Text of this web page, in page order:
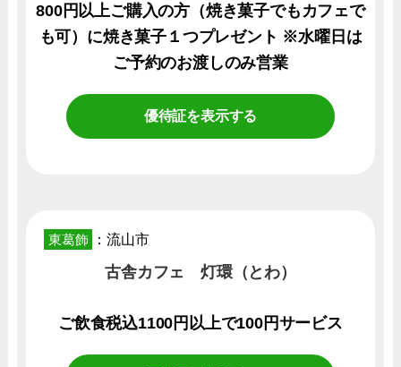
800円以上ご購入の方（焼き菓子でもカフェで
も可）に焼き菓子１つプレゼント ※水曜日は
ご予約のお渡しのみ営業
優待証を表示する
東葛飾 ：流山市
古舎カフェ 灯環（とわ）
ご飲食税込1100円以上で100円サービス